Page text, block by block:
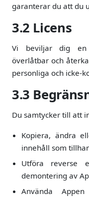
garanterar du att du
3.2 Licens
Vi beviljar dig en
överlåtbar och
personliga och icke-
3.3
Du samtycker till att
Kopiera, ändra
innehåll som
Utföra reverse
demontering av
Använda